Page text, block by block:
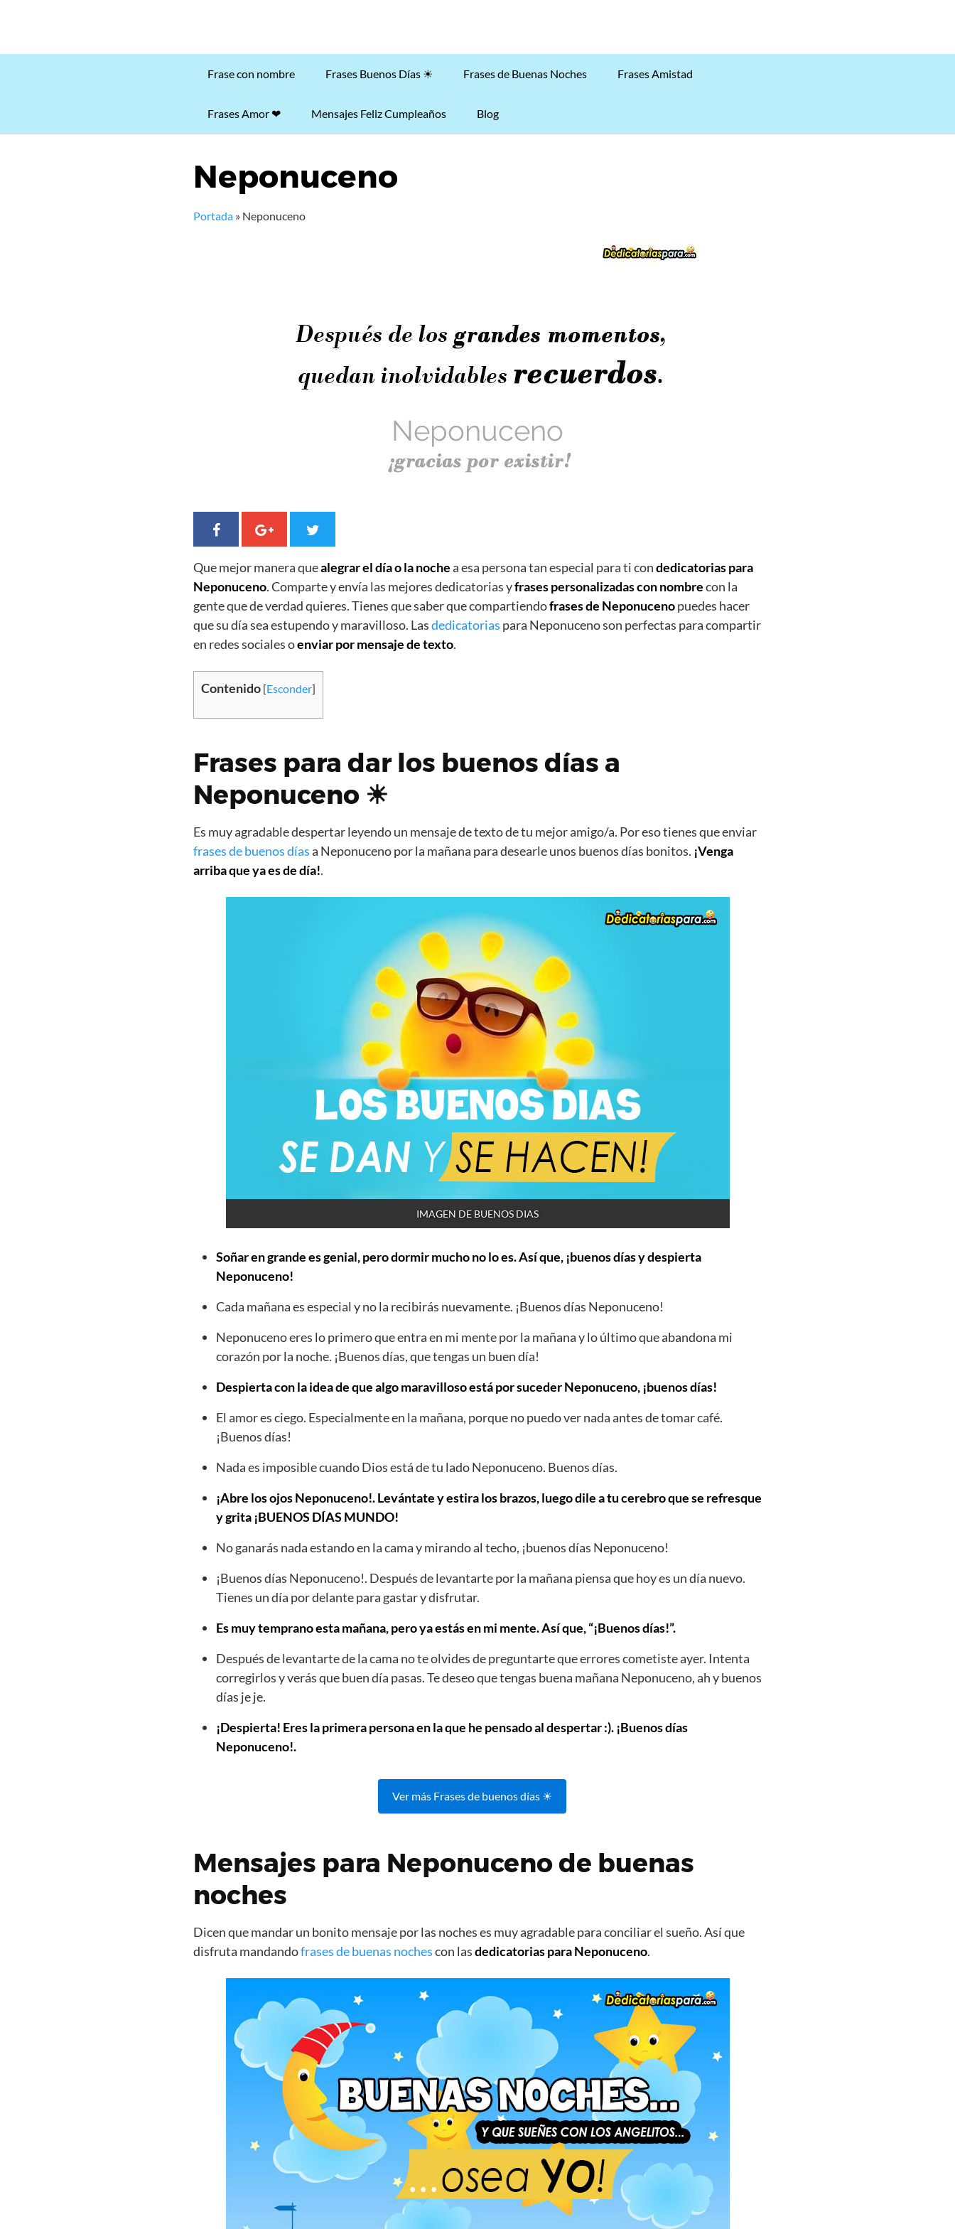
Frase con nombre Frases Buenos Días ☀ Frases de Buenas Noches Frases Amistad
Frases Amor ❤ Mensajes Feliz Cumpleaños Blog
Neponuceno
Portada » Neponuceno
Que mejor manera quealegrar el día o la nochea esa persona tan especial para ti condedicatorias para
Neponuceno. Comparte y envía las mejores dedicatorias yfrases personalizadas con nombrecon la
gente que de verdad quieres. Tienes que saber que compartiendofrases de Neponucenopuedes hacer
que su día sea estupendo y maravilloso. Lasdedicatorias para Neponuceno son perfectas para compartir
en redes sociales oenviar por mensaje de texto.
Contenido [Esconder]
Frases para dar los buenos días a
Neponuceno ☀
Es muy agradable despertar leyendo un mensaje de texto de tu mejor amigo/a. Por eso tienes que enviar
frases de buenos díasa Neponuceno por la mañana para desearle unos buenos días bonitos. ¡Venga
arriba que ya es de día!.
IMAGEN DE BUENOS DIAS
Soñar en grande es genial, pero dormir mucho no lo es. Así que, ¡buenos días y despierta
Neponuceno!
Cada mañana es especial y no la recibirás nuevamente. ¡Buenos días Neponuceno!
Neponuceno eres lo primero que entra en mi mente por la mañana y lo último que abandona mi
corazón por la noche. ¡Buenos días, que tengas un buen día!
Despierta con la idea de que algo maravilloso está por suceder Neponuceno, ¡buenos días!
El amor es ciego. Especialmente en la mañana, porque no puedo ver nada antes de tomar café.
¡Buenos días!
Nada es imposible cuando Dios está de tu lado Neponuceno. Buenos días.
¡Abre los ojos Neponuceno!. Levántate y estira los brazos, luego dile a tu cerebro que se refresque
y grita ¡BUENOS DÍAS MUNDO!
No ganarás nada estando en la cama y mirando al techo, ¡buenos días Neponuceno!
¡Buenos días Neponuceno!. Después de levantarte por la mañana piensa que hoy es un día nuevo.
Tienes un día por delante para gastar y disfrutar.
Es muy temprano esta mañana, pero ya estás en mi mente. Así que, “¡Buenos días!”.
Después de levantarte de la cama no te olvides de preguntarte que errores cometiste ayer. Intenta
corregirlos y verás que buen día pasas. Te deseo que tengas buena mañana Neponuceno, ah y buenos
días je je.
¡Despierta! Eres la primera persona en la que he pensado al despertar :). ¡Buenos días
Neponuceno!.
Ver más Frases de buenos días ☀
Mensajes para Neponuceno de buenas
noches
Dicen que mandar un bonito mensaje por las noches es muy agradable para conciliar el sueño. Así que
disfruta mandandofrases de buenas nochescon lasdedicatorias para Neponuceno.